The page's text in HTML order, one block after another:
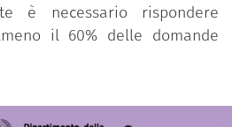
è necessario rispondere
il 60% delle domande